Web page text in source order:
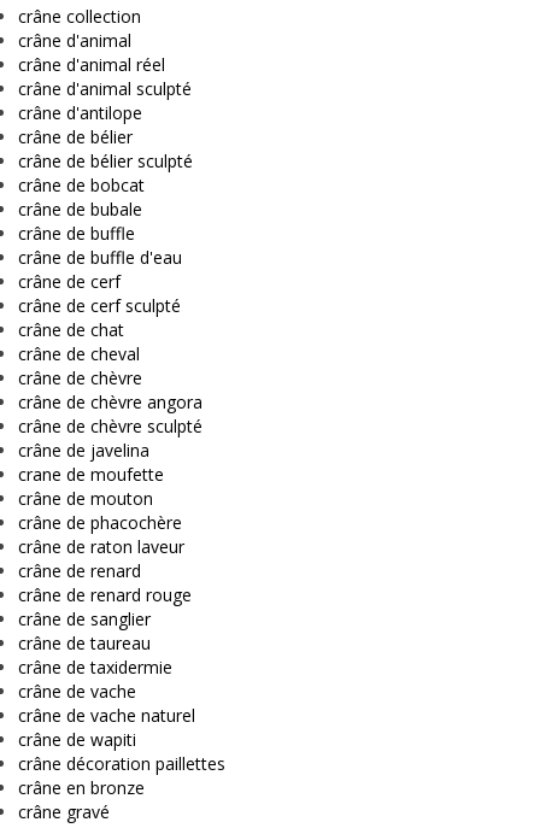
crâne collection
crâne d'animal
crâne d'animal réel
crâne d'animal sculpté
crâne d'antilope
crâne de bélier
crâne de bélier sculpté
crâne de bobcat
crâne de bubale
crâne de buffle
crâne de buffle d'eau
crâne de cerf
crâne de cerf sculpté
crâne de chat
crâne de cheval
crâne de chèvre
crâne de chèvre angora
crâne de chèvre sculpté
crâne de javelina
crane de moufette
crâne de mouton
crâne de phacochère
crâne de raton laveur
crâne de renard
crâne de renard rouge
crâne de sanglier
crâne de taureau
crâne de taxidermie
crâne de vache
crâne de vache naturel
crâne de wapiti
crâne décoration paillettes
crâne en bronze
crâne gravé